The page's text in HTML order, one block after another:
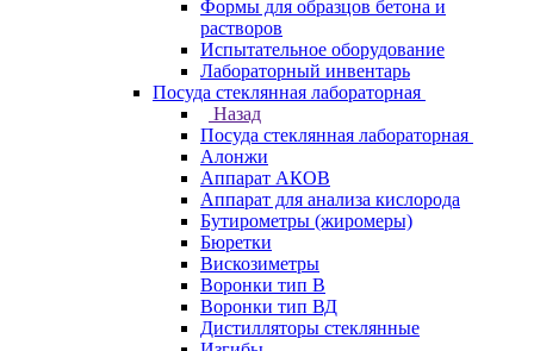
Формы для образцов бетона и
растворов
Испытательное оборудование
Лабораторный инвентарь
Посуда стеклянная лабораторная
Назад
Посуда стеклянная лабораторная
Алонжи
Аппарат АКОВ
Аппарат для анализа кислорода
Бутирометры (жиромеры)
Бюретки
Вискозиметры
Воронки тип В
Воронки тип ВД
Дистилляторы стеклянные